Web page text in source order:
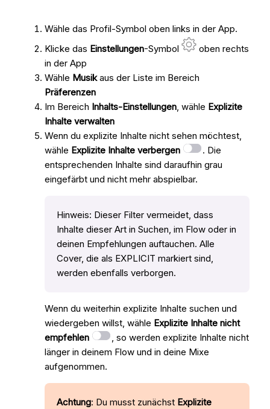
Wähle das Profil-Symbol oben links in der App.
Klicke das Einstellungen-Symbol
oben rechts
in der App
Wähle Musikaus der Liste im Bereich
Präferenzen
Im Bereich Inhalts-Einstellungen, wähle Explizite
Inhalte verwalten
Wenn du explizite Inhalte nicht sehen möchtest,
wähle Explizite Inhalte verbergen
. Die
entsprechenden Inhalte sind daraufhin grau
eingefärbt und nicht mehr abspielbar.
Hinweis: Dieser Filter vermeidet, dass
Inhalte dieser Art in Suchen, im Flow oder in
deinen Empfehlungen auftauchen. Alle
Cover, die als EXPLICIT markiert sind,
werden ebenfalls verborgen.
Wenn du weiterhin explizite Inhalte suchen und
wiedergeben willst, wähle Explizite Inhalte nicht
empfehlen
, so werden explizite Inhalte nicht
länger in deinem Flow und in deine Mixe
aufgenommen.
Achtung: Du musst zunächst Explizite